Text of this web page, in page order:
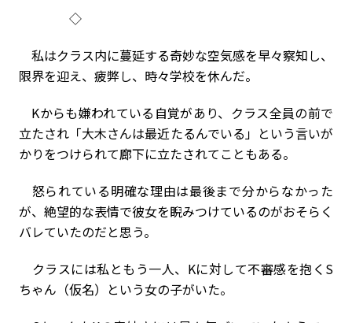
◇
私はクラス内に蔓延する奇妙な空気感を早々察知し、
限界を迎え、疲弊し、時々学校を休んだ。
Kからも嫌われている自覚があり、クラス全員の前で
立たされ「大木さんは最近たるんでいる」という言いが
かりをつけられて廊下に立たされてこともある。
怒られている明確な理由は最後まで分からなかった
が、絶望的な表情で彼女を睨みつけているのがおそらく
バレていたのだと思う。
クラスには私ともう一人、Kに対して不審感を抱くS
ちゃん（仮名）という女の子がいた。